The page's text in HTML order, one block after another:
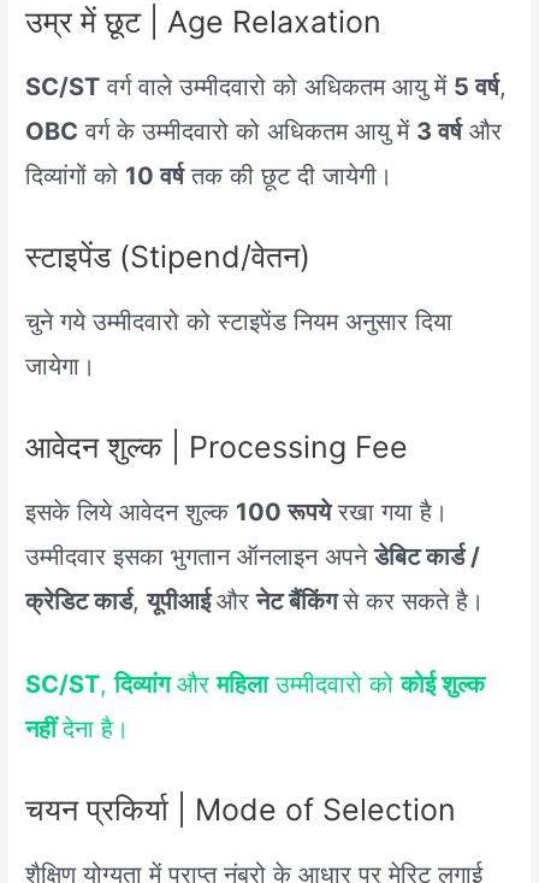
उम्र में छूट | Age Relaxation
SC/ST वर्ग वाले उम्मीदवारो को अधिकतम आयु में 5 वर्ष,
OBC वर्ग के उम्मीदवारो को अधिकतम आयु में 3 वर्षऔर
दिव्यांगों को 10 वर्षतक की छूट दी जायेगी।
स्टाइपेंड (Stipend/वेतन)
चुने गये उम्मीदवारो को स्टाइपेंड नियम अनुसार दिया
जायेगा।
आवेदन शुल्क | Processing Fee
इसके लिये आवेदन शुल्क 100 रूपयेरखा गया है।
उम्मीदवार इसका भुगतान ऑनलाइन अपनेडेबिट कार्ड /
क्रेडिट कार्ड,यूपीआईऔरनेट बैंकिंगसे कर सकते है।
SC/ST,दिव्यांगऔरमहिलाउम्मीदवारो कोकोई शुल्क
नहींदेना है।
चयन प्रकिर्या | Mode of Selection
शैक्षिण योग्यता में प्राप्त नंबरो के आधार पर मेरिट लगाई